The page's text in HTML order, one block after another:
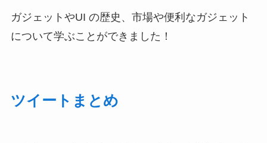
ガジェットやUI の歴史、市場や便利なガジェット
について学ぶことができました！
ツイートまとめ